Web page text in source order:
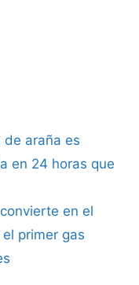
araña es
en 24 horas que
en el
primer gas